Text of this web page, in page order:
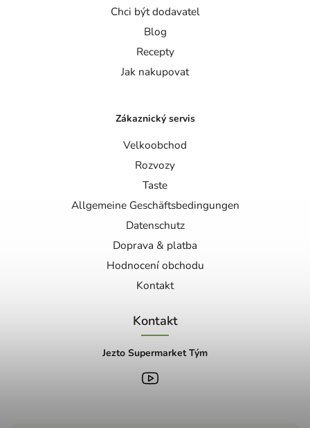
Chci být dodavatel
Blog
Recepty
Jak nakupovat
Zákaznický servis
Velkoobchod
Rozvozy
Taste
Allgemeine Geschäftsbedingungen
Datenschutz
Doprava & platba
Hodnocení obchodu
Kontakt
Kontakt
Jezto Supermarket Tým